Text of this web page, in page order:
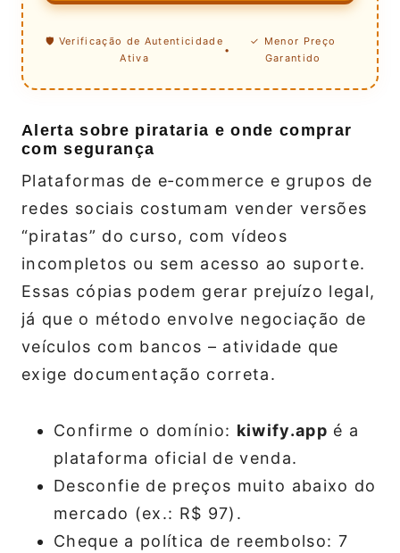
🛡️ Verificação de Autenticidade
Ativa
•
✓ Menor Preço
Garantido
Alerta sobre pirataria e onde comprar
com segurança
Plataformas de e‑commerce e grupos de
redes sociais costumam vender versões
“piratas” do curso, com vídeos
incompletos ou sem acesso ao suporte.
Essas cópias podem gerar prejuízo legal,
já que o método envolve negociação de
veículos com bancos – atividade que
exige documentação correta.
Confirme o domínio: kiwify.app é a
plataforma oficial de venda.
Desconfie de preços muito abaixo do
mercado (ex.: R$ 97).
Cheque a política de reembolso: 7